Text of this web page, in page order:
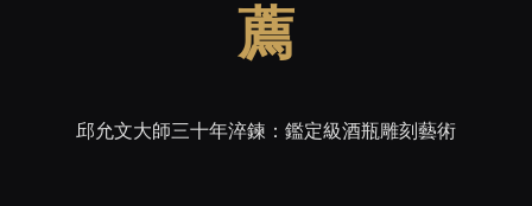
薦
邱允文大師三十年淬鍊：鑑定級酒瓶雕刻藝術